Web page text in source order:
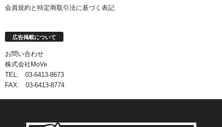
会員規約と特定商取引法に基づく表記
広告掲載について
お問い合わせ
株式会社MoVe
TEL: 03-6413-8673
FAX: 03-6413-8774